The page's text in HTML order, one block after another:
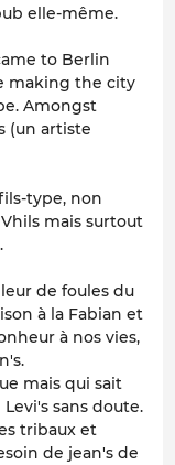
elle-même.
to Berlin
making the city
Amongst
(un artiste
type, non
mais surtout
de foules du
à la Fabian et
à nos vies,
mais qui sait
sans doute.
tribaux et
de jean's de